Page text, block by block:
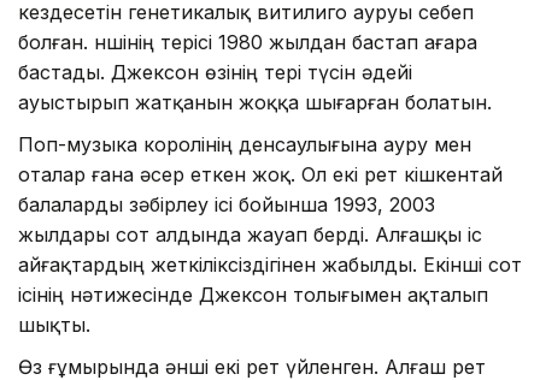
кездесетін генетикалық витилиго ауруы себеп
болған. Әншінің терісі 1980 жылдан бастап ағара
бастады. Джексон өзінің тері түсін әдейі
ауыстырып жатқанын жоққа шығарған болатын.
Поп-музыка королінің денсаулығына ауру мен
оталар ғана әсер еткен жоқ. Ол екі рет кішкентай
балаларды зәбірлеу ісі бойынша 1993, 2003
жылдары сот алдында жауап берді. Алғашқы іс
айғақтардың жеткіліксіздігінен жабылды. Екінші сот
ісінің нәтижесінде Джексон толығымен ақталып
шықты.
Өз ғұмырында әнші екі рет үйленген. Алғаш рет